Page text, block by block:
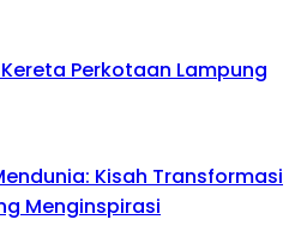
Perkotaan Lampung
Kisah Transformasi
Menginspirasi